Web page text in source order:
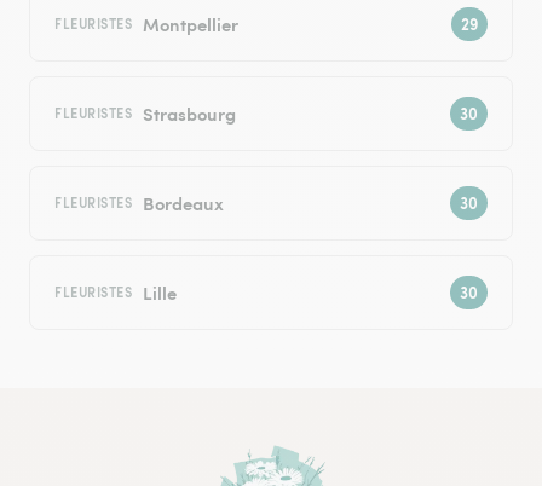
FLEURISTES Montpellier
FLEURISTES Strasbourg
FLEURISTES Bordeaux
FLEURISTES Lille